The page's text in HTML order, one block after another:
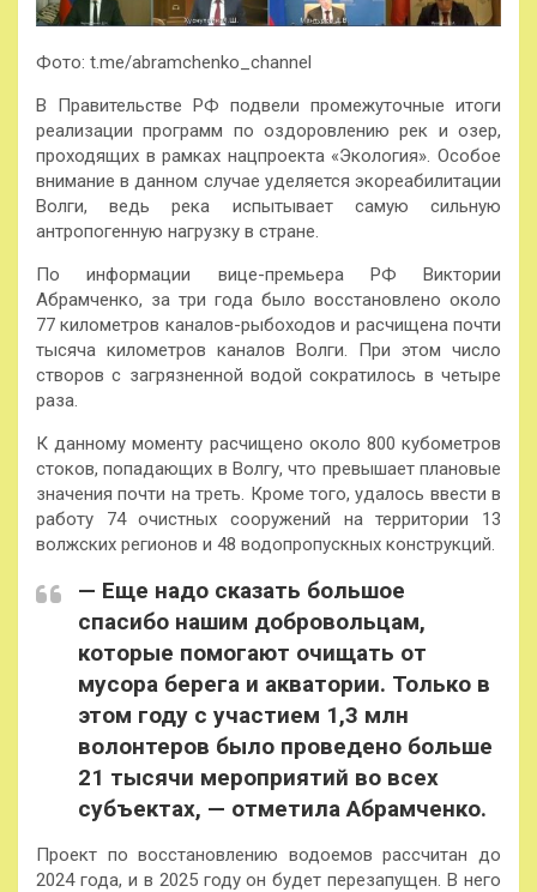
Фото: t.me/abramchenko_channel
В Правительстве РФ подвели промежуточные итоги
реализации программ по оздоровлению рек и озер,
проходящих в рамках нацпроекта «Экология». Особое
внимание в данном случае уделяется экореабилитации
Волги, ведь река испытывает самую сильную
антропогенную нагрузку в стране.
По информации вице-премьера РФ Виктории
Абрамченко, за три года было восстановлено около
77 километров каналов-рыбоходов и расчищена почти
тысяча километров каналов Волги. При этом число
створов с загрязненной водой сократилось в четыре
раза.
К данному моменту расчищено около 800 кубометров
стоков, попадающих в Волгу, что превышает плановые
значения почти на треть. Кроме того, удалось ввести в
работу 74 очистных сооружений на территории 13
волжских регионов и 48 водопропускных конструкций.
— Еще надо сказать большое
спасибо нашим добровольцам,
которые помогают очищать от
мусора берега и акватории. Только в
этом году с участием 1,3 млн
волонтеров было проведено больше
21 тысячи мероприятий во всех
субъектах, — отметила Абрамченко.
Проект по восстановлению водоемов рассчитан до
2024 года, и в 2025 году он будет перезапущен. В него